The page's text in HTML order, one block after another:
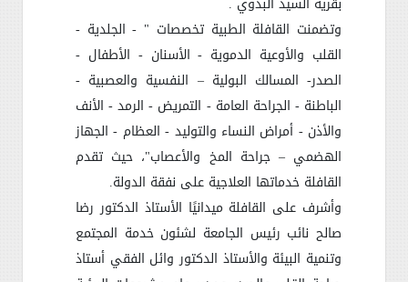
وتضمنت القافلة الطبية تخصصات " - الجلدية -
القلب والأوعية الدموية - الأسنان - الأطفال -
الصدر- المسالك البولية – النفسية والعصبية -
الباطنة - الجراحة العامة - التمريض - الرمد - الأنف
والأذن - أمراض النساء والتوليد - العظام - الجهاز
الهضمي – جراحة المخ والأعصاب"، حيث تقدم
القافلة خدماتها العلاجية على نفقة الدولة.
وأشرف على القافلة ميدانيًا الأستاذ الدكتور رضا
صالح نائب رئيس الجامعة لشئون خدمة المجتمع
وتنمية البيئة والأستاذ الدكتور وائل الفقي أستاذ